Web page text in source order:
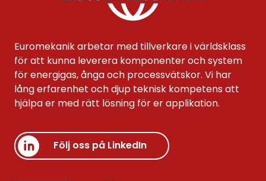
Euromekanik arbetar med tillverkare i världsklass
för att kunna leverera komponenter och system
för energigas, ånga och processvätskor. Vi har
lång erfarenhet och djup teknisk kompetens att
hjälpa er med rätt lösning för er applikation.
Följ oss på LinkedIn